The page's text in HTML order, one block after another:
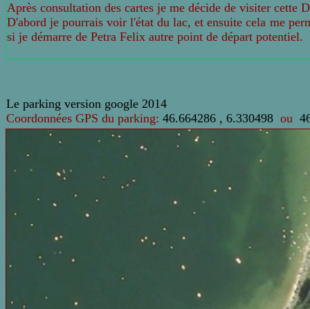
Après consultation des cartes je me décide de visiter cette
D'abord je pourrais voir l'état du lac, et ensuite cela me
si je démarre de Petra Felix autre point de départ potentiel.
Le parking version google 2014
Coordonnées GPS du parking: 46.664286 , 6.330498 ou